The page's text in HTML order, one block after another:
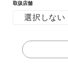
取扱店舗